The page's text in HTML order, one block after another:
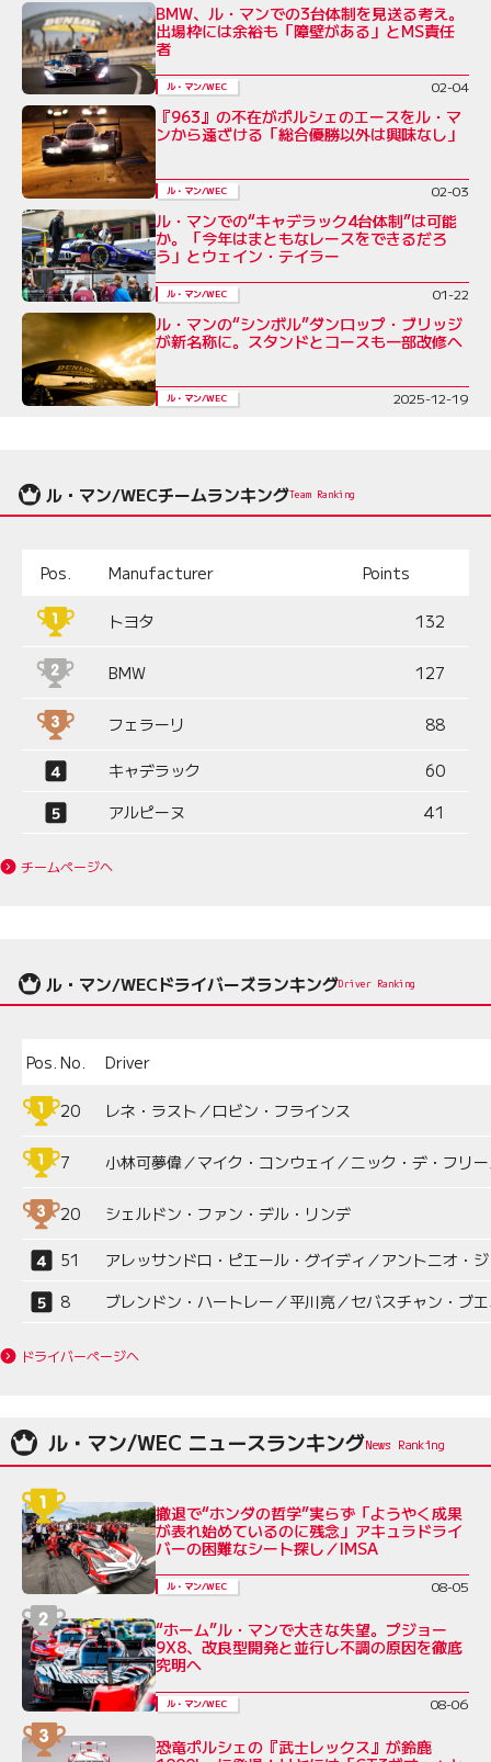
BMW、ル・マンでの3台体制を見送る考え。
出場枠には余裕も「障壁がある」とMS責任
者
ル・マン/WEC 02-04
『963』の不在がポルシェのエースをル・マ
ンから遠ざける「総合優勝以外は興味なし」
ル・マン/WEC 02-03
ル・マンでの“キャデラック4台体制”は可能
か。「今年はまともなレースをできるだろ
う」とウェイン・テイラー
ル・マン/WEC 01-22
ル・マンの“シンボル”ダンロップ・ブリッジ
が新名称に。スタンドとコースも一部改修へ
ル・マン/WEC 2025-12-19
ル・マン/WECチームランキングTeam Ranking
Pos. Manufacturer Points
トヨタ 132
BMW 127
フェラーリ 88
キャデラック
60
アルピーヌ
41
チームページへ
ル・マン/WECドライバーズランキングDriver Ranking
Pos. No. Driver
20 レネ・ラスト／ロビン・フラインス
7 小林可夢偉／マイク・コンウェイ／ニック・デ・フリ
20 シェルドン・ファン・デル・リンデ
51
アレッサンドロ・ピエール・グイディ／アントニオ・
8
ブレンドン・ハートレー／平川亮／セバスチャン・ブ
ドライバーページへ
ル・マン/WEC ニュースランキング
撤退で“ホンダの哲学”実らず「ようやく成果
が表れ始めているのに残念」アキュラドライ
バーの困難なシート探し／IMSA
ル・マン/WEC 08-05
“ホーム”ル・マンで大きな失望。プジョー
9X8、改良型開発と並行し不調の原因を徹底
究明へ
ル・マン/WEC 08-06
恐竜ポルシェの『武士レックス』が鈴鹿